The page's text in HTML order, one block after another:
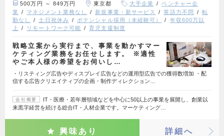
500万円 ～ 849万円 東京都 大手企業
ベンチャー企
業
マネジメント業務なし 新規事業・新サービス 英語力不問
転
勤なし
土日祝休み ポテンシャル採用（未経験可）
年収600万以
上
リモートワーク可能 育児支援制度
戦略立案から実行まで、事業を動かすマー
ケティング業務をお任せします。 ※適性
やご本人様の希望をお伺いし…
・リスティング広告やディスプレイ広告などの運用型広告での獲得数増加 ・配
信する広告クリエイティブの企画・制作ディレクション…
会社概要
IT・医療・若年層領域などを中心に50以上の事業を展開し、創業以
来黒字経営を続ける総合IT・人材企業です。マーケティング…
興味あり 詳細へ